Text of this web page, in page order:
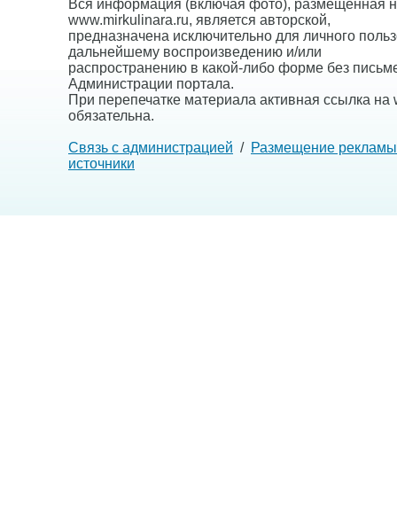
Вся информация (включая фото), размещенная
www.mirkulinara.ru, является авторской,
предназначена исключительно для личного
дальнейшему воспроизведению и/или
распространению в какой-либо форме без
Администрации портала.
При перепечатке материала активная ссылка на
обязательна.
Связь с администрацией / Размещение рекламы
источники